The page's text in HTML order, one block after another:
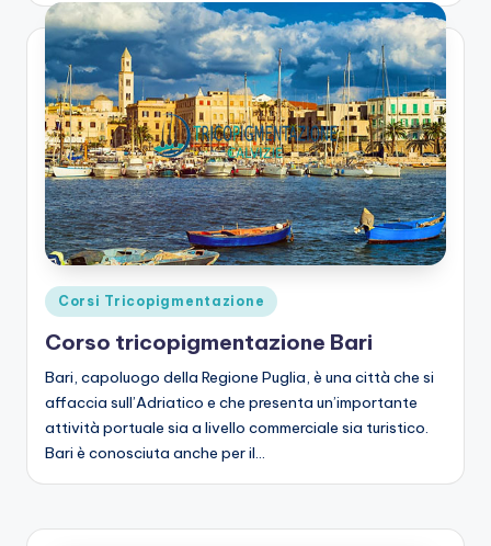
iz
ie
Posted
in
Corsi Tricopigmentazione
Corso tricopigmentazione Bari
Bari, capoluogo della Regione Puglia, è una città che si
affaccia sull’Adriatico e che presenta un’importante
attività portuale sia a livello commerciale sia turistico.
Bari è conosciuta anche per il…